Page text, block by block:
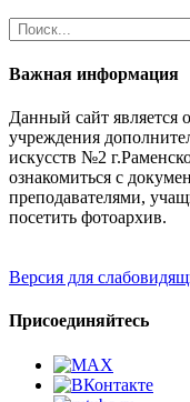
Важная информация
Данный сайт
учреждения
искусств №2
ознакомиться с
преподавателями,
посетить фотоархив.
Версия для
Присоединяйтесь